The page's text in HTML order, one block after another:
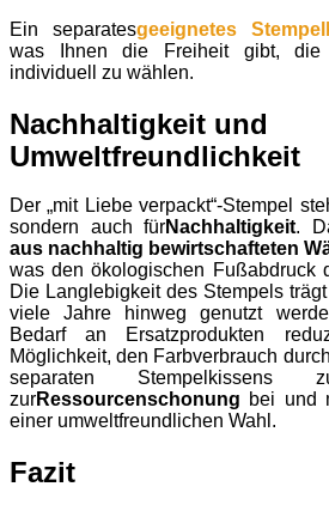
Ein separatesgeeignetes
was Ihnen die Freiheit gibt, die
individuell zu wählen.
Nachhaltigkeit und
Umweltfreundlichkeit
Der „mit Liebe verpackt“-Stempel
sondern auch fürNachhaltigkeit.
aus nachhaltig bewirtschafteten
was den ökologischen Fußabdruck
Die Langlebigkeit des Stempels
viele Jahre hinweg genutzt
Bedarf an Ersatzprodukten
Möglichkeit, den Farbverbrauch
separaten
zurRessourcenschonung bei und
einer umweltfreundlichen Wahl.
Fazit